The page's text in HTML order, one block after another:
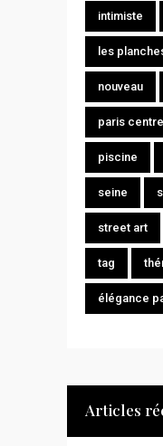
intimiste
les
nouveau
paris centre
piscine
seine
street art
tag
élégance
Articles